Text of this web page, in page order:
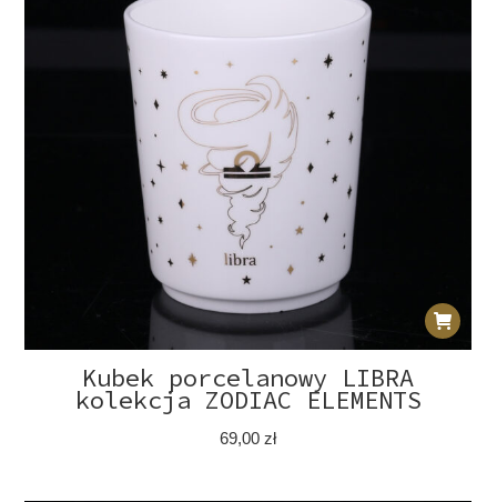
Kubek porcelanowy LIBRA
kolekcja ZODIAC ELEMENTS
69,00 zł